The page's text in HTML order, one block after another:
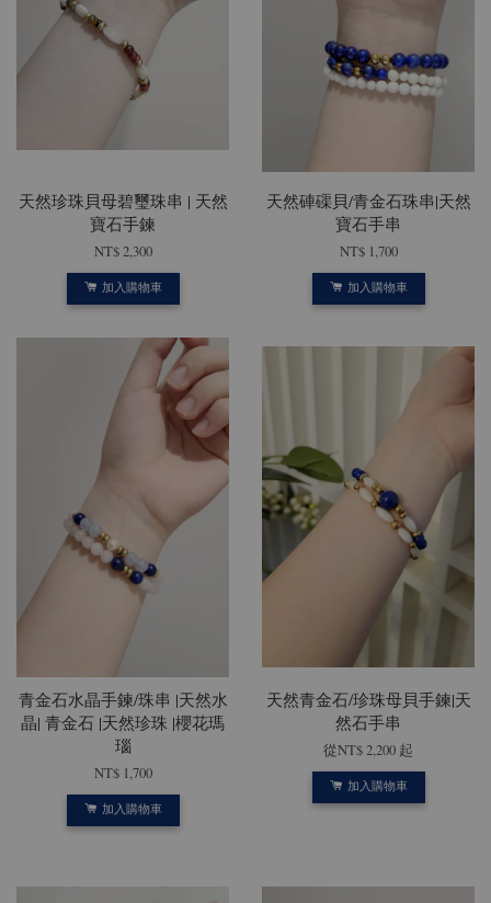
天然珍珠貝母碧璽珠串 | 天然
寶石手鍊
NT$ 2,300
加入購物車
天然硨磲貝/青金石珠串|天然
寶石手串
NT$ 1,700
加入購物車
青金石水晶手鍊/珠串 |天然水
晶| 青金石 |天然珍珠 |櫻花瑪
瑙
NT$ 1,700
加入購物車
天然青金石/珍珠母貝手鍊|天
然石手串
從NT$ 2,200 起
加入購物車